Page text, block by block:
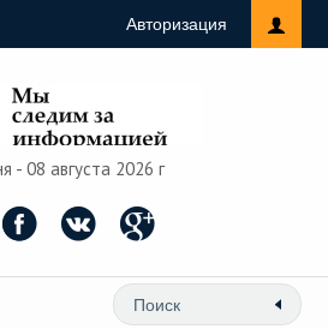
Авторизация
- 08 августа 2026 г